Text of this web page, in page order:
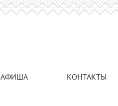
АФИША КОНТАКТЫ